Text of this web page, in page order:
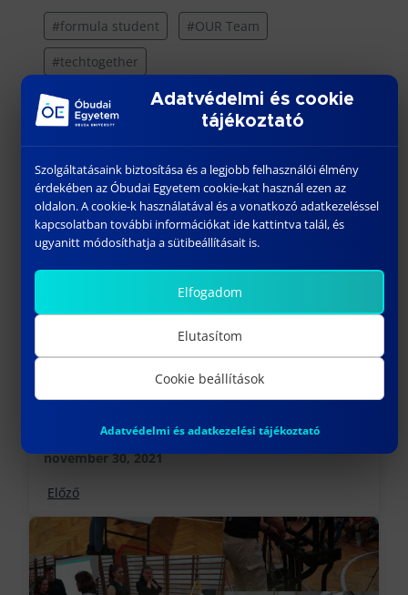
#formula student #OUR Team
#techtogether
További híreink
november 30, 2021
Előző
Adatvédelmi és cookie
tájékoztató
Szolgáltatásaink biztosítása és a legjobb felhasználói élmény
érdekében az Óbudai Egyetem cookie-kat használ ezen az
oldalon. A cookie-k használatával és a vonatkozó adatkezeléssel
kapcsolatban további információkat ide kattintva talál, és
ugyanitt módosíthatja a sütibeállításait is.
Elfogadom
Elutasítom
Cookie beállítások
Adatvédelmi és adatkezelési tájékoztató